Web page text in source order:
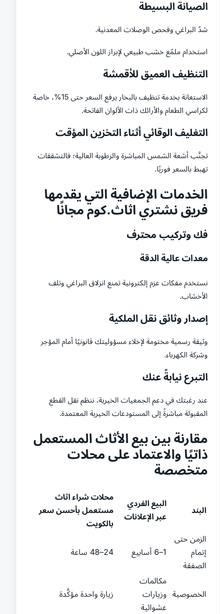
الصيانة البسيطة
شدّ البراغي وفحص الوصلات المعدنية.
استخدام ملمّع خشب طبيعي لإبراز اللون الأصلي.
التنظيف العميق للأقمشة
الاستعانة بخدمة تنظيف بالبخار يرفع السعر حتى 15%، خاصة
لكراسي الطعام والأرائك ذات الألوان الفاتحة.
التغليف الوقائي أثناء التخزين المؤقت
تجنَّب أشعة الشمس المباشرة والرطوبة العالية؛ فالتشققات
تهبط بالسعر فوريًا.
الخدمات الإضافية التي يقدمها
فريق نشتري اثاث.كوم مجانًا
فك وتركيب محترف
معدات عالية الدقة
نستخدم مفكات عزم إلكترونية تمنع انزلاق البراغي وتلف
الأخشاب.
إصدار وثائق نقل الملكية
وثيقة رسمية مختومة لإخلاء مسؤوليتك قانونيًا أمام المؤجر
وشركة الكهرباء.
التبرع نيابةً عنك
عند رغبتك في دعم الجمعيات الخيرية، ننظم نقل القطع
المقبولة مباشرةً إلى المستودعات الخيرية المعتمدة.
مقارنة بين بيع الأثاث المستعمل
ذاتيًا والاعتماد على محلات
متخصصة
البند
البيع الفردي
عبر الإعلانات
محلات شراء اثاث
مستعمل بأحسن سعر
بالكويت
الزمن حتى
إتمام
الصفقة
1–6 أسابيع 24–48 ساعة
الخصوصية
مكالمات
وزيارات
عشوائية
زيارة واحدة مؤكَّدة